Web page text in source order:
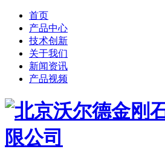
首页
产品中心
技术创新
关于我们
新闻资讯
产品视频